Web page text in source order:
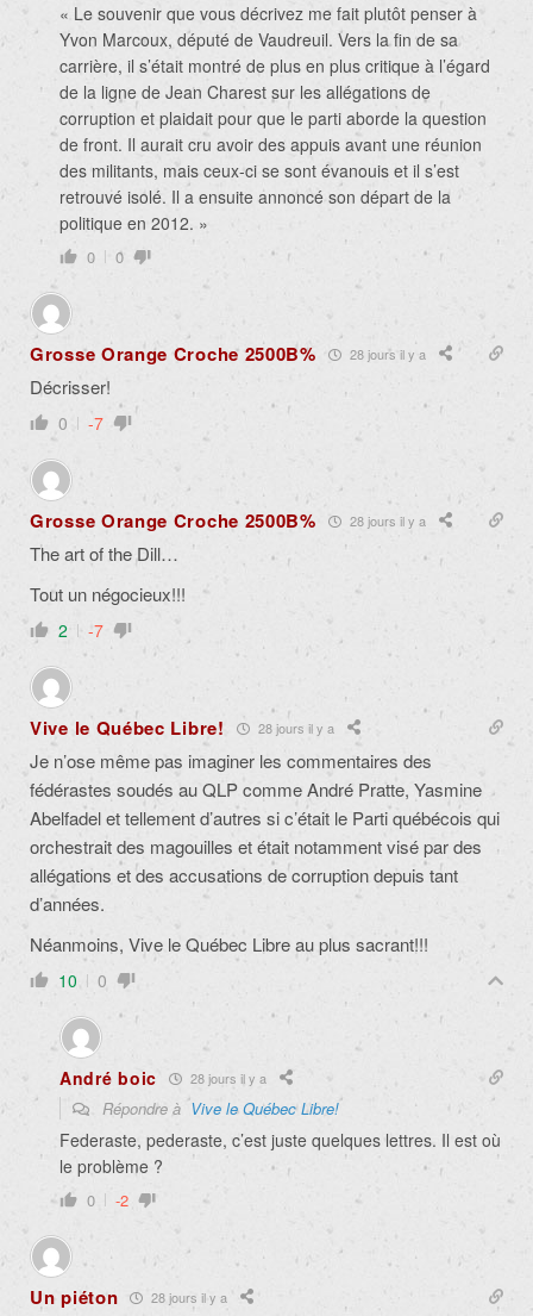
« Le souvenir que vous décrivez me fait plutôt penser à
Yvon Marcoux, député de Vaudreuil. Vers la fin de sa
carrière, il s’était montré de plus en plus critique à l’égard
de la ligne de Jean Charest sur les allégations de
corruption et plaidait pour que le parti aborde la question
de front. Il aurait cru avoir des appuis avant une réunion
des militants, mais ceux-ci se sont évanouis et il s’est
retrouvé isolé. Il a ensuite annoncé son départ de la
politique en 2012. »
0 0
Grosse Orange Croche 2500B% 28 jours il y a
Décrisser!
0 -7
Grosse Orange Croche 2500B% 28 jours il y a
The art of the Dill…
Tout un négocieux!!!
2 -7
Vive le Québec Libre! 28 jours il y a
Je n’ose même pas imaginer les commentaires des
fédérastes soudés au QLP comme André Pratte, Yasmine
Abelfadel et tellement d’autres si c’était le Parti québécois qui
orchestrait des magouilles et était notamment visé par des
allégations et des accusations de corruption depuis tant
d’années.
Néanmoins, Vive le Québec Libre au plus sacrant!!!
10 0
André boic 28 jours il y a
Répondre à Vive le Québec Libre!
Federaste, pederaste, c’est juste quelques lettres. Il est où
le problème ?
0 -2
Un piéton 28 jours il y a